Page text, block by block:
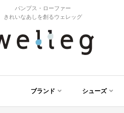
パンプス・ローファー
きれいなあしを創るウェレッグ
ブランド シューズ